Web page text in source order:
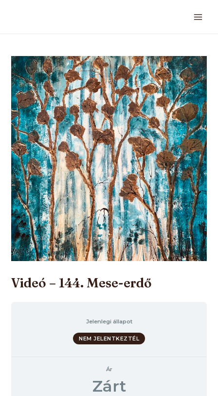
Videó – 144. Mese-erdő
Jelenlegi állapot
NEM JELENTKEZTÉL
Ár
Zárt